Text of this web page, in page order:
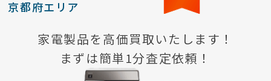
京都府エリア
家電製品を高価買取いたします！
まずは簡単1分査定依頼！